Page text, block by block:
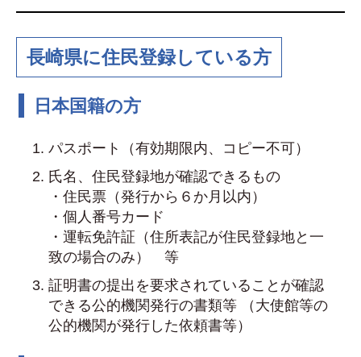
長崎県に住民登録している方
日本国籍の方
パスポート（有効期限内、コピー不可）
氏名、住民登録地が確認できるもの
・住民票（発行から６か月以内）
・個人番号カード
・運転免許証（住所表記が住民登録地と一
致の場合のみ） 等
証明書の提出を要求されていることが確認
できる公的機関発行の書類等 （大使館等の
公的機関が発行した依頼書等）